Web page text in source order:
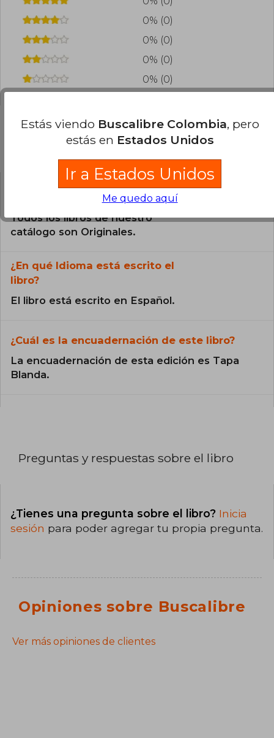
gestión emocional y la conexión interpersonal.
0% (0)
0% (0)
0% (0)
0% (0)
¿El libro es original?
Todos los libros de nuestro
catálogo son Originales.
¿En qué Idioma está escrito el
libro?
El libro está escrito en Español.
¿Cuál es la encuadernación de este libro?
La encuadernación de esta edición es Tapa
Blanda.
Preguntas y respuestas sobre el libro
¿Tienes una pregunta sobre el libro? Inicia
sesión para poder agregar tu propia pregunta.
Opiniones sobre Buscalibre
Ver más opiniones de clientes
Estás viendo Buscalibre Colombia, pero
estás en Estados Unidos
Ir a Estados Unidos
Me quedo aquí